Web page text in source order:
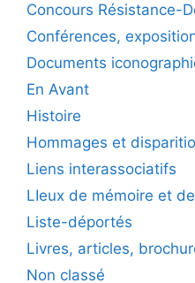
Concours Résistance-
Conférences,
Documents
En Avant
Histoire
Hommages et
Liens interassociatifs
LIeux de mémoire et
Liste-déportés
Livres, articles,
Non classé